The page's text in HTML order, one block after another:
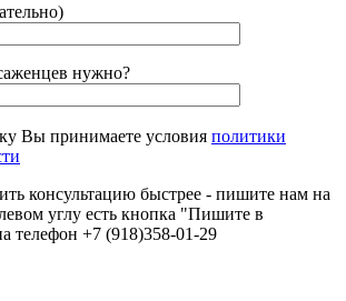
нужно?
Вы принимаете условия политики
консультацию быстрее - пишите нам на
углу есть кнопка "Пишите в
телефон +7 (918)358-01-29